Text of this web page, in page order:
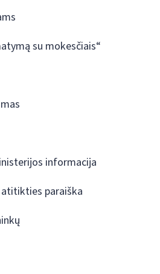
su mokesčiais“
informacija
paraiška